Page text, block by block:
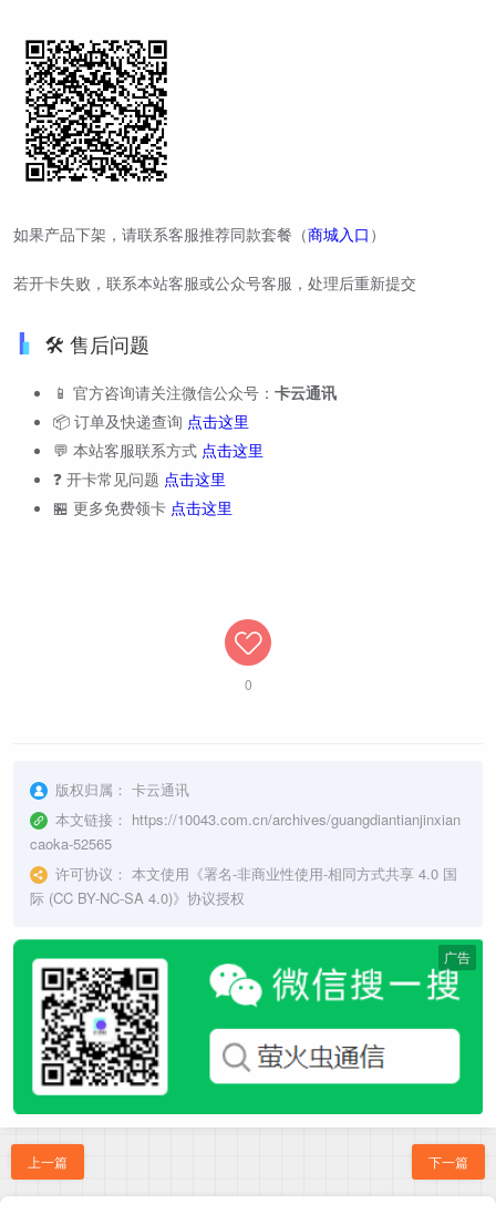
如果产品下架，请联系客服推荐同款套餐（商城入口 ）
若开卡失败，联系本站客服或公众号客服，处理后重新提交
🛠️ 售后问题
📱 官方咨询请关注微信公众号： 卡云通讯
📦 订单及快递查询 点击这里
💬 本站客服联系方式 点击这里
❓ 开卡常见问题 点击这里
🏪 更多免费领卡 点击这里
0
版权归属： 卡云通讯
本文链接： https://10043.com.cn/archives/guangdiantianjinxian
caoka-52565
许可协议： 本文使用《署名-非商业性使用-相同方式共享 4.0 国
际 (CC BY-NC-SA 4.0)》协议授权
广告
上一篇 下一篇